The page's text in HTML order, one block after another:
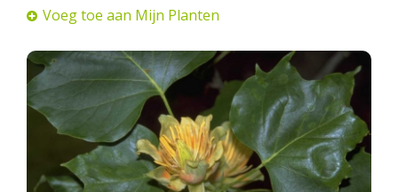
Voeg toe aan Mijn Planten